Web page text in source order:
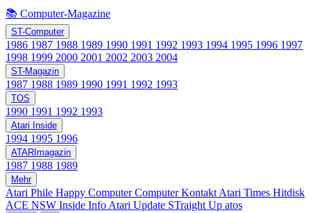
📚 Computer-Magazine
ST-Computer
1986 1987 1988 1989 1990 1991 1992 1993 1994 1995 1996 1997
1998 1999 2000 2001 2002 2003 2004
ST-Magazin
1987 1988 1989 1990 1991 1992 1993
TOS
1990 1991 1992 1993
Atari Inside
1994 1995 1996
ATARImagazin
1987 1988 1989
Mehr
Atari Phile Happy ComputerComputer Kontakt Atari Times Hitdisk
ACE NSW Inside Info Atari Update STraight Up atos